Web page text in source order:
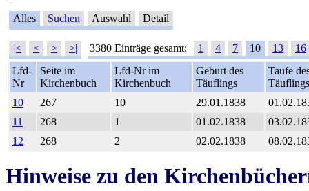
Alles Suchen Auswahl Detail
|< < > >| 3380 Einträge gesamt: 1 4 7 10 13
16
Lfd-
Nr
Seite im
Kirchenbuch
Lfd-Nr im
Kirchenbuch
Geburt des
Täuflings
Taufe
Täuflings
10
267 10 29.01.1838
11
268 1 01.02.1838
12
268 2 02.02.1838
Hinweise zu den